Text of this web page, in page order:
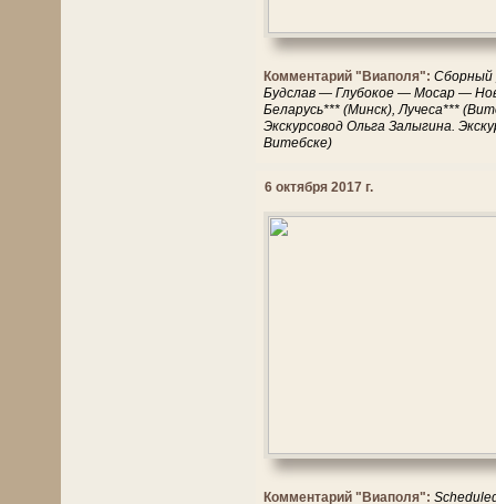
Комментарий "Виаполя": Сборный
Будслав — Глубокое — Мосар —
Беларусь*** (Минск), Лучеса***
Экскурсовод Ольга Залыгина.
Витебске)
6 октября 2017 г.
Комментарий "Виаполя":